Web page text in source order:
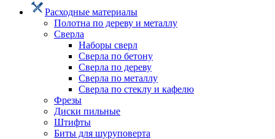
Расходные материалы
Полотна по дереву и металлу
Сверла
Наборы сверл
Сверла по бетону
Сверла по дереву
Сверла по металлу
Сверла по стеклу и кафелю
Фрезы
Диски пильные
Штифты
Биты для шуруповерта